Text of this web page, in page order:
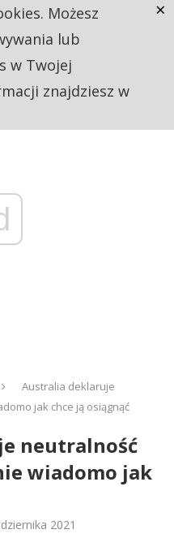
Australia deklaruje
jak chce ją osiągnąć
neutralność
wiadomo jak
2021
Możesz
lub
w Twojej
znajdziesz w
×